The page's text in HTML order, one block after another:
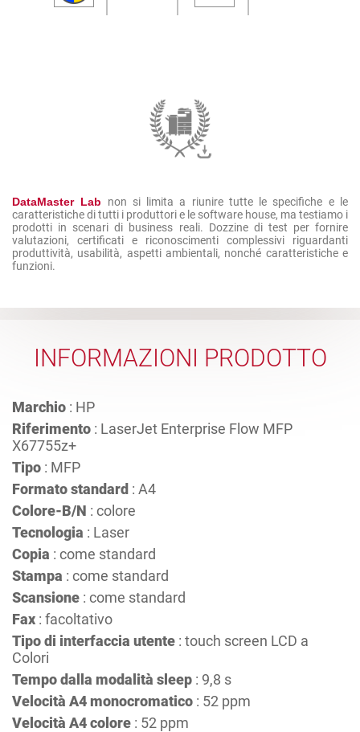
DataMaster Lab non si limita a riunire tutte le specifiche e le
caratteristiche di tutti i produttori e le software house, ma testiamo i
prodotti in scenari di business reali. Dozzine di test per fornire
valutazioni, certificati e riconoscimenti complessivi riguardanti
produttività, usabilità, aspetti ambientali, nonché caratteristiche e
funzioni.
INFORMAZIONI PRODOTTO
Marchio : HP
Riferimento : LaserJet Enterprise Flow MFP
X67755z+
Tipo : MFP
Formato standard : A4
Colore-B/N : colore
Tecnologia : Laser
Copia : come standard
Stampa : come standard
Scansione : come standard
Fax : facoltativo
Tipo di interfaccia utente : touch screen LCD a
Colori
Tempo dalla modalità sleep : 9,8 s
Velocità A4 monocromatico : 52 ppm
Velocità A4 colore : 52 ppm